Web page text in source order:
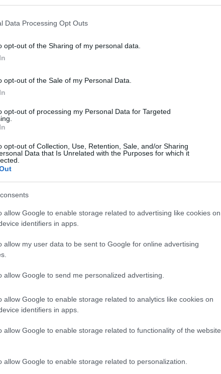
Data Processing Opt Outs
opt-out of the Sharing of my personal data.
opt-out of the Sale of my Personal Data.
opt-out of processing my Personal Data for Targeted
opt-out of Collection, Use, Retention, Sale, and/or Sharing
Data that Is Unrelated with the Purposes for which it
allow Google to enable storage related to advertising like cookies on
identifiers in apps.
allow my user data to be sent to Google for online advertising
allow Google to send me personalized advertising.
allow Google to enable storage related to analytics like cookies on
identifiers in apps.
allow Google to enable storage related to functionality of the website
allow Google to enable storage related to personalization.
da numerose collaborazioni, un aspetto che
‘feat’. Tra i brani in scaletta, spicca il titolo
celebri, come‘Banane e lampone’, in un
di
vede la partecipazione di artisti come J-Ax,
non solo rendono omaggio al
nuova vita ai suoi brani, rendendoli